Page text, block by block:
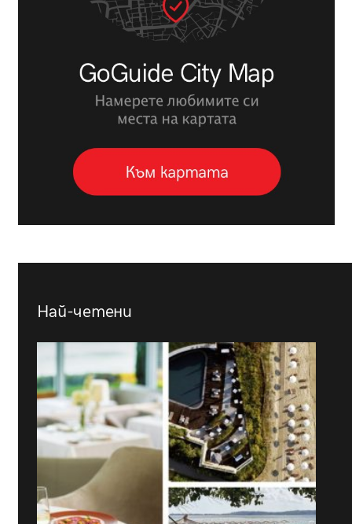
Най-четени